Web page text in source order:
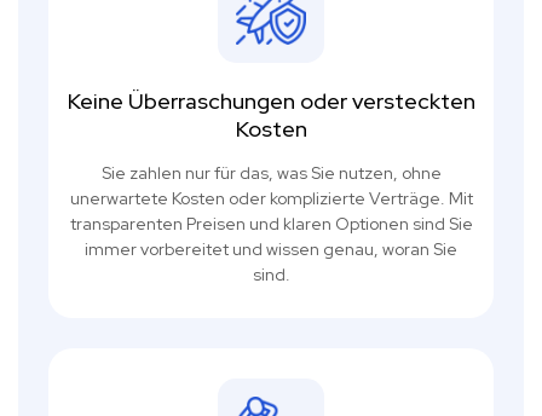
Keine Überraschungen oder versteckten
Kosten
Sie zahlen nur für das, was Sie nutzen, ohne
unerwartete Kosten oder komplizierte Verträge. Mit
transparenten Preisen und klaren Optionen sind Sie
immer vorbereitet und wissen genau, woran Sie
sind.